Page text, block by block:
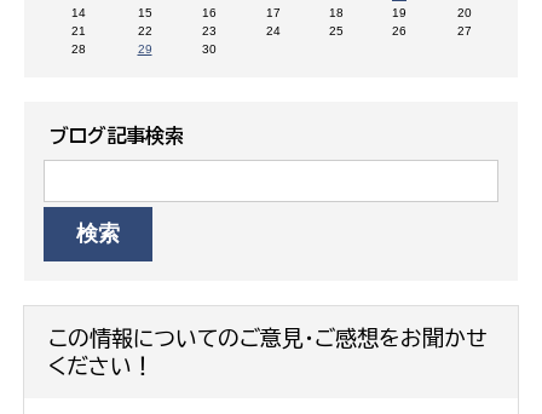
14
15 16 17 18 19
20
21
22 23 24 25 26
27
28
29 30
ブログ記事検索
この情報についてのご意見・ご感想をお聞かせ
ください！